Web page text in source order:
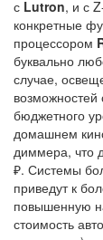
с Lutron, и с
конкретные
процессором
буквально
случае,
бюджетного
домашнем
диммера, что
₽. Системы
приведут к
повышенную
стоимость